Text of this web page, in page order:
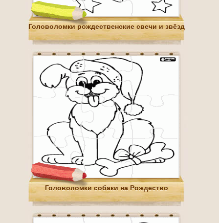
Головоломки рождественские свечи и звёзд
Головоломки собаки на Рождество